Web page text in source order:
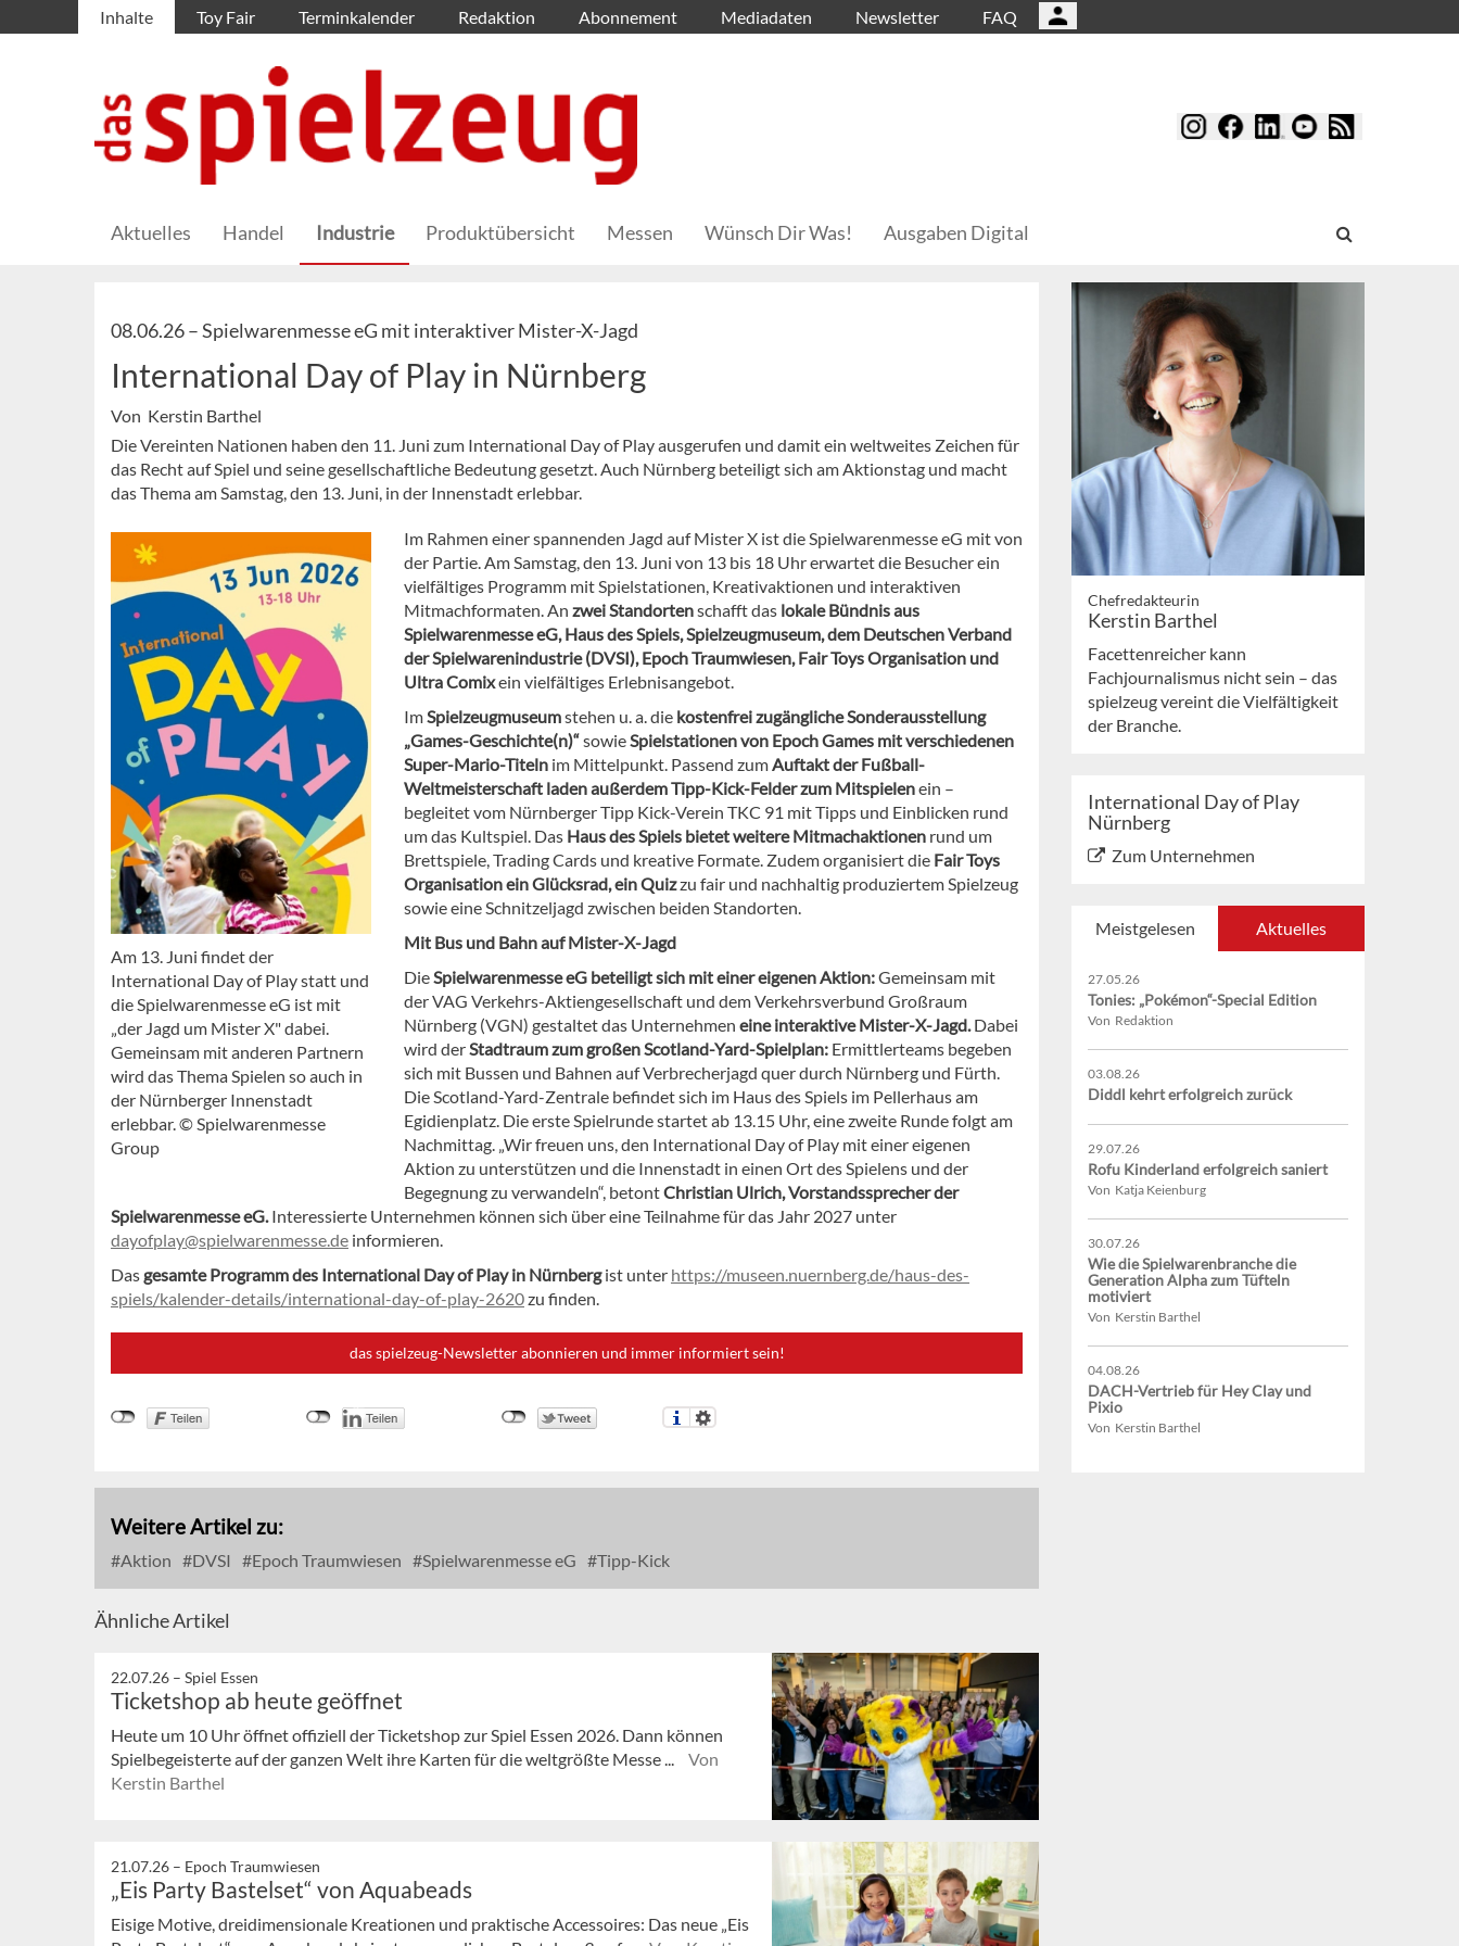
Inhalte Toy Fair Terminkalender Redaktion Abonnement Mediadaten Newsletter FAQ
Aktuelles Handel Industrie Produktübersicht Messen Wünsch Dir Was! Ausgaben Digital
08.06.26 –Spielwarenmesse eG mit interaktiver Mister-X-Jagd
International Day of Play in Nürnberg
Von Kerstin Barthel
Die Vereinten Nationen haben den 11. Juni zum International Day of Play ausgerufen und damit ein weltweites Zeichen für
das Recht auf Spiel und seine gesellschaftliche Bedeutung gesetzt. Auch Nürnberg beteiligt sich am Aktionstag und macht
das Thema am Samstag, den 13. Juni, in der Innenstadt erlebbar.
Am 13. Juni findet der
International Day of Play statt und
die Spielwarenmesse eG ist mit
„der Jagd um Mister X" dabei.
Gemeinsam mit anderen Partnern
wird das Thema Spielen so auch in
der Nürnberger Innenstadt
erlebbar. © Spielwarenmesse
Group
Im Rahmen einer spannenden Jagd auf Mister X ist die Spielwarenmesse eG mit von
der Partie. Am Samstag, den 13. Juni von 13 bis 18 Uhr erwartet die Besucher ein
vielfältiges Programm mit Spielstationen, Kreativaktionen und interaktiven
Mitmachformaten. An zwei Standortenschafft das lokale Bündnis aus
Spielwarenmesse eG, Haus des Spiels, Spielzeugmuseum, dem Deutschen Verband
der Spielwarenindustrie (DVSI), Epoch Traumwiesen, Fair Toys Organisation und
Ultra Comixein vielfältiges Erlebnisangebot.
ImSpielzeugmuseumstehen u. a. die kostenfrei zugängliche Sonderausstellung
„Games-Geschichte(n)“sowieSpielstationen von Epoch Games mit verschiedenen
Super-Mario-Titeln im Mittelpunkt. Passend zumAuftakt der Fußball-
Weltmeisterschaft laden außerdem Tipp-Kick-Felder zum Mitspielenein –
begleitet vom Nürnberger Tipp Kick-Verein TKC 91 mit Tipps und Einblicken rund
um das Kultspiel. Das Haus des Spiels bietet weitere Mitmachaktionen rund um
Brettspiele, Trading Cards und kreative Formate. Zudem organisiert die Fair Toys
Organisation ein Glücksrad, ein Quizzu fair und nachhaltig produziertem Spielzeug
sowie eine Schnitzeljagd zwischen beiden Standorten.
Mit Bus und Bahn auf Mister-X-Jagd
DieSpielwarenmesse eG beteiligt sich mit einer eigenen Aktion:Gemeinsam mit
der VAG Verkehrs-Aktiengesellschaft und dem Verkehrsverbund Großraum
Nürnberg (VGN) gestaltet das Unternehmen eine interaktive Mister-X-Jagd.Dabei
wird derStadtraum zum großen Scotland-Yard-Spielplan: Ermittlerteams begeben
sich mit Bussen und Bahnen auf Verbrecherjagd quer durch Nürnberg und Fürth.
Die Scotland-Yard-Zentrale befindet sich im Haus des Spiels im Pellerhaus am
Egidienplatz. Die erste Spielrunde startet ab 13.15 Uhr, eine zweite Runde folgt am
Nachmittag. „Wir freuen uns, den International Day of Play mit einer eigenen
Aktion zu unterstützen und die Innenstadt in einen Ort des Spielens und der
Begegnung zu verwandeln“, betontChristian Ulrich, Vorstandssprecher der
Spielwarenmesse eG.Interessierte Unternehmen können sich über eine Teilnahme für das Jahr 2027 unter
dayofplay@spielwarenmesse.de informieren.
Dasgesamte Programm des International Day of Play in Nürnbergist unter https://museen.nuernberg.de/haus-des-
spiels/kalender-details/international-day-of-play-2620zu finden.
das spielzeug-Newsletter abonnieren und immer informiert sein!
Weitere Artikel zu:
Aktion DVSI Epoch Traumwiesen Spielwarenmesse eG Tipp-Kick
Ähnliche Artikel
22.07.26 – Spiel Essen
Ticketshop ab heute geöffnet
Heute um 10 Uhr öffnet offiziell der Ticketshop zur Spiel Essen 2026. Dann können
Spielbegeisterte auf der ganzen Welt ihre Karten für die weltgrößte Messe ...
Von
Kerstin Barthel
21.07.26 – Epoch Traumwiesen
„Eis Party Bastelset“ von Aquabeads
Eisige Motive, dreidimensionale Kreationen und praktische Accessoires: Das neue „Eis
Chefredakteurin
Kerstin Barthel
Facettenreicher kann
Fachjournalismus nicht sein – das
spielzeug vereint die Vielfältigkeit
der Branche.
International Day of Play
Nürnberg
Zum Unternehmen
Meistgelesen Aktuelles
27.05.26
Tonies: „Pokémon“-Special Edition
Von Redaktion
03.08.26
Diddl kehrt erfolgreich zurück
29.07.26
Rofu Kinderland erfolgreich saniert
Von Katja Keienburg
30.07.26
Wie die Spielwarenbranche die
Generation Alpha zum Tüfteln
motiviert
Von Kerstin Barthel
04.08.26
DACH-Vertrieb für Hey Clay und
Pixio
Von Kerstin Barthel